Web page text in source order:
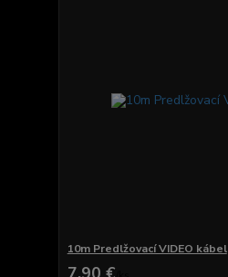
10m Predlžovací VIDEO kábel